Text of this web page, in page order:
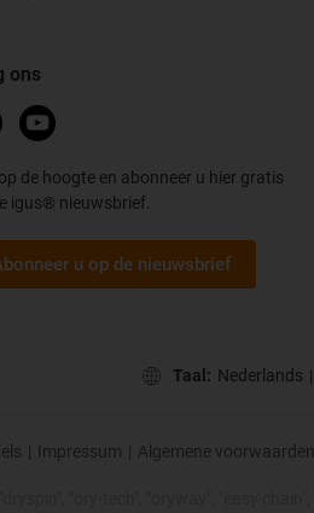
ons
de hoogte en abonneer u hier gratis
igus® nieuwsbrief.
u op de nieuwsbrief
Taal: Nederlands |
| Impressum | Algemene voorwaarden